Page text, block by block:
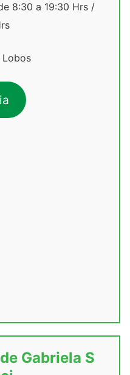
8:30 a 19:30 Hrs /
Lobos
Gabriela S